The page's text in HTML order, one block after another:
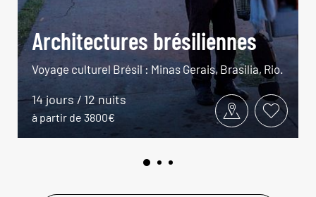
Architectures brésiliennes
Voyage culturel Brésil : Minas Gerais, Brasilia, Rio.
14 jours / 12 nuits
à partir de 3800€